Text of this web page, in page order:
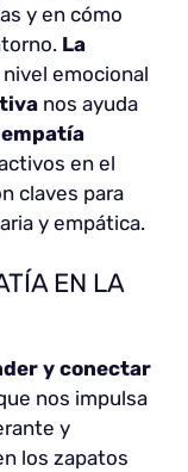
y en cómo
La
emocional
nos ayuda
empatía
en el
claves para
y empática.
EN LA
y conectar
nos impulsa
y
los zapatos